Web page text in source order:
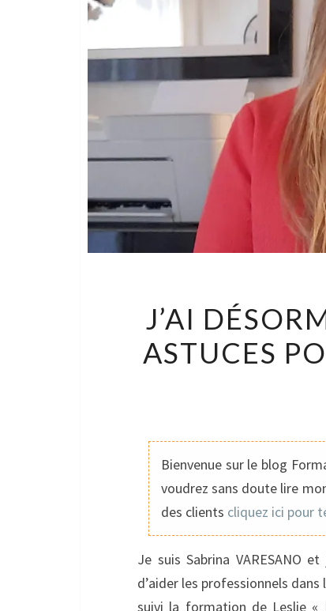
J’AI
ASTUCES
Bienvenue sur le blog
voudrez sans doute lire
des clients cliquez ici pour
Je suis Sabrina VARESANO
d’aider les professionnels
suivi la formation de Leslie «